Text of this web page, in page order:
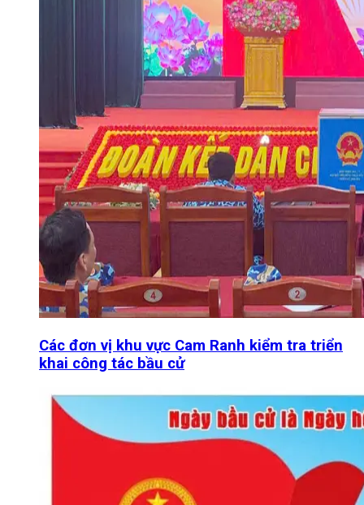
Các đơn vị khu vực Cam Ranh kiểm tra triển
khai công tác bầu cử